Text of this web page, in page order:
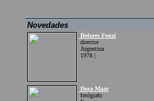
Novedades
Dolores Fonzi
director
Argentina
1978 |
Dora Maar
fotógrafo